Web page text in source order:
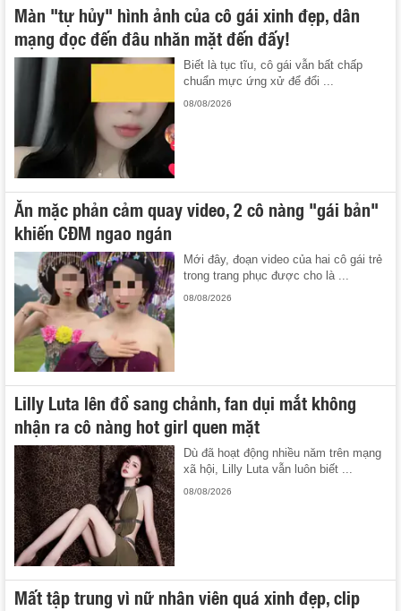
Màn "tự hủy" hình ảnh của cô gái xinh đẹp, dân
mạng đọc đến đâu nhăn mặt đến đấy!
Biết là tục tĩu, cô gái vẫn bất chấp
chuẩn mực ứng xử để đổi ...
08/08/2026
Ăn mặc phản cảm quay video, 2 cô nàng "gái bản"
khiến CĐM ngao ngán
Mới đây, đoạn video của hai cô gái trẻ
trong trang phục được cho là ...
08/08/2026
Lilly Luta lên đồ sang chảnh, fan dụi mắt không
nhận ra cô nàng hot girl quen mặt
Dù đã hoạt động nhiều năm trên mạng
xã hội, Lilly Luta vẫn luôn biết ...
08/08/2026
Mất tập trung vì nữ nhân viên quá xinh đẹp, clip